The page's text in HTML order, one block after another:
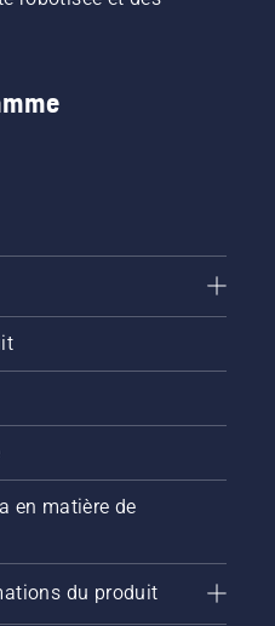
en matière de
du produit